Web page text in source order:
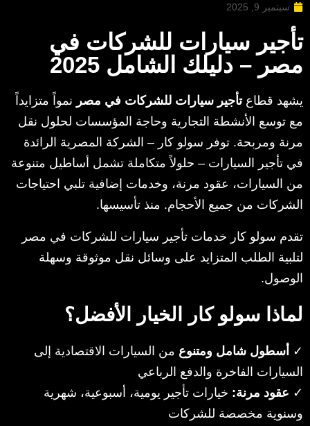
سبتمبر 9, 2025
تأجير سيارات للشركات في
مصر – دليلك الشامل 2025
يشهد قطاعتأجير سيارات للشركات في مصر نمواً متزايداً
مع توسع الأنشطة التجارية وحاجة المؤسسات لحلول نقل
مرنة ومربحة. توفر سولو كار – الشركة المصرية الرائدة
في تأجير السيارات – حلولاً متكاملة تشمل أساطيل متنوعة
من السيارات، عقود مرنة، وخدمات إضافية تلبي احتياجات
الشركات من جميع الأحجام. منذ تأسيسها.
تقدم سولو كار خدمات تأجير سيارات للشركات في مصر
لتلبية الطلب المتزايد على وسائل نقل موثوقة وسهلة
الوصول.
لماذا سولو كار الخيار الأفضل؟
✓ أسطول شامل ومتنوع من السيارات الاقتصادية إلى
السيارات الفاخرة والدفع الرباعي
✓ عقود مرنة: خيارات تأجير يومية، أسبوعية، شهرية
وسنوية مخصصة للشركات